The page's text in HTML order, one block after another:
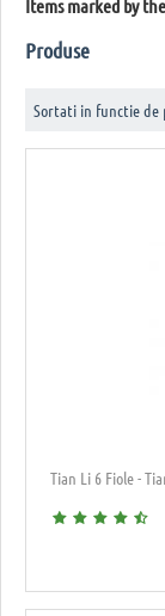
Items marked by
Produse
Sortati in functie
Tian Li 6 Fiole -